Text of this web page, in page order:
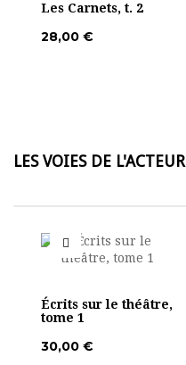
Les Carnets, t. 2
28,00 €
LES VOIES DE L'ACTEUR
Écrits sur le théâtre,
tome 1
30,00 €